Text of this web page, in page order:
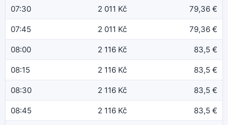
07:30 2 011 Kč 79,36 €
07:45 2 011 Kč 79,36 €
08:00 2 116 Kč 83,5 €
08:15 2 116 Kč 83,5 €
08:30 2 116 Kč 83,5 €
08:45 2 116 Kč 83,5 €